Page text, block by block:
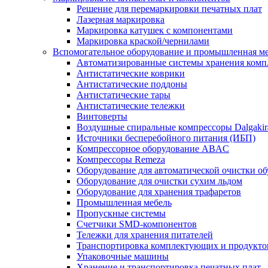
Решение для перемаркировки печатных плат
Лазерная маркировка
Маркировка катушек с компонентами
Маркировка краской/чернилами
Вспомогательное оборудование и промышленная
Автоматизированные системы хранения
Антистатические коврики
Антистатические поддоны
Антистатические тары
Антистатические тележки
Винтоверты
Воздушные спиральные компрессоры
Источники бесперебойного питания (ИБП)
Компрессорное оборудование ABAC
Компрессоры Remeza
Оборудование для автоматической очистки
Оборудование для очистки сухим льдом
Оборудование для хранения трафаретов
Промышленная мебель
Пропускные системы
Счетчики SMD-компонентов
Тележки для xранения питателей
Транспортировка комплектующих и
Упаковочные машины